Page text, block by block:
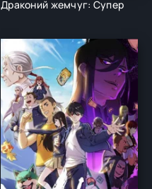
Драконий жемчуг: Супер